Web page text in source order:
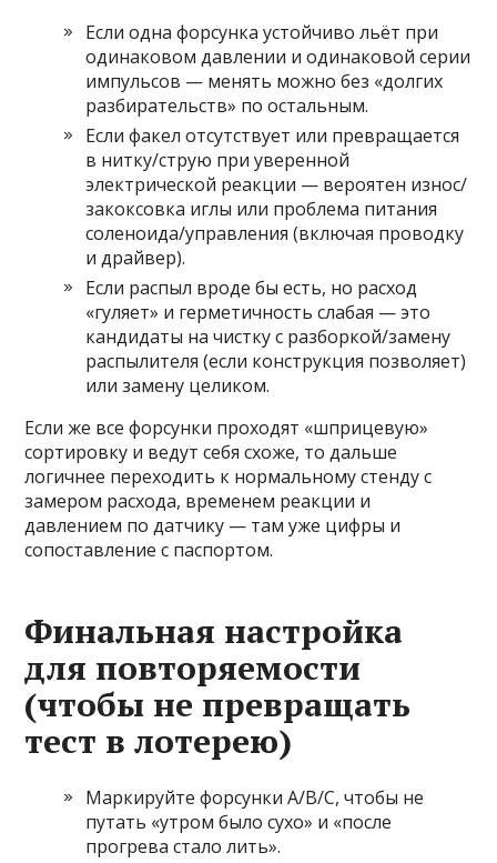
Если одна форсунка устойчиво льёт при
одинаковом давлении и одинаковой серии
импульсов — менять можно без «долгих
разбирательств» по остальным.
Если факел отсутствует или превращается
в нитку/струю при уверенной
электрической реакции — вероятен износ/
закоксовка иглы или проблема питания
соленоида/управления (включая проводку
и драйвер).
Если распыл вроде бы есть, но расход
«гуляет» и герметичность слабая — это
кандидаты на чистку с разборкой/замену
распылителя (если конструкция позволяет)
или замену целиком.
Если же все форсунки проходят «шприцевую»
сортировку и ведут себя схоже, то дальше
логичнее переходить к нормальному стенду с
замером расхода, временем реакции и
давлением по датчику — там уже цифры и
сопоставление с паспортом.
Финальная настройка
для повторяемости
(чтобы не превращать
тест в лотерею)
Маркируйте форсунки A/B/C, чтобы не
путать «утром было сухо» и «после
прогрева стало лить».